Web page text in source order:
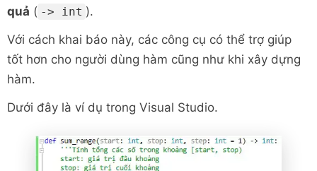
quả ( -> int ).
Với cách khai báo này, các công cụ có thể trợ giúp
tốt hơn cho người dùng hàm cũng như khi xây dựng
hàm.
Dưới đây là ví dụ trong Visual Studio.